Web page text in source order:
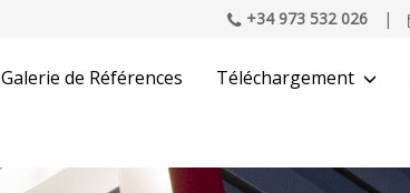
+34 973 532 026 |
Galerie de Références Téléchargement